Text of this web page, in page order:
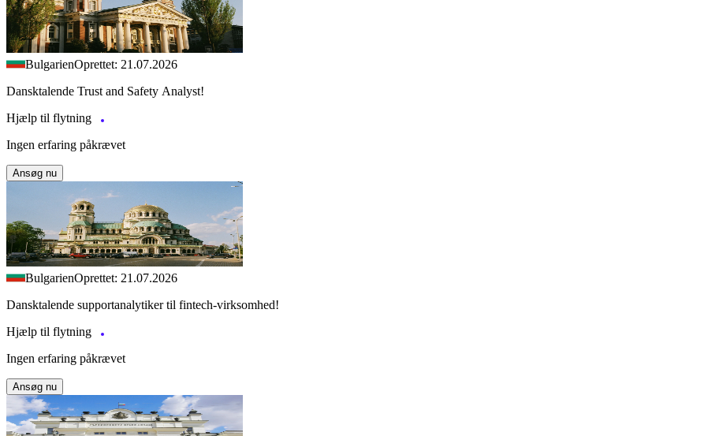
BulgarienOprettet: 21.07.2026
Dansktalende Trust and Safety Analyst!
Hjælp til flytning
Ingen erfaring påkrævet
Ansøg nu
BulgarienOprettet: 21.07.2026
Dansktalende supportanalytiker til fintech-virksomhed!
Hjælp til flytning
Ingen erfaring påkrævet
Ansøg nu